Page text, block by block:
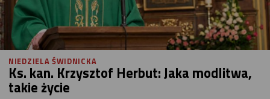
NIEDZIELA ŚWIDNICKA
Ks. kan. Krzysztof Herbut: Jaka modlitwa,
takie życie